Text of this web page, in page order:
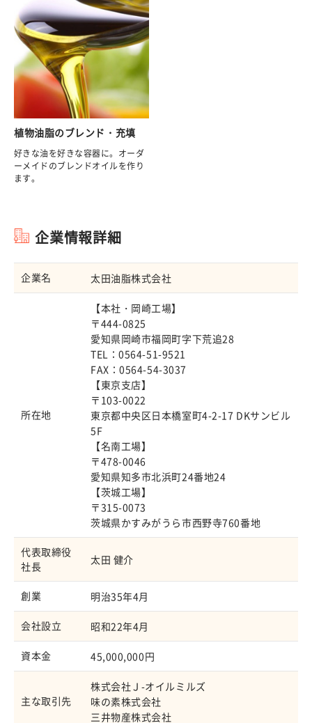
植物油脂のブレンド・充填
好きな油を好きな容器に。オーダ
ーメイドのブレンドオイルを作り
ます。
企業情報詳細
企業名 太田油脂株式会社
所在地
【本社・岡崎工場】
〒444-0825
愛知県岡崎市福岡町字下荒追28
TEL：0564-51-9521
FAX：0564-54-3037
【東京支店】
〒103-0022
東京都中央区日本橋室町4-2-17 DKサンビル
5F
【名南工場】
〒478-0046
愛知県知多市北浜町24番地24
【茨城工場】
〒315-0073
茨城県かすみがうら市西野寺760番地
代表取締役
社長
太田 健介
創業 明治35年4月
会社設立 昭和22年4月
資本金 45,000,000円
主な取引先
株式会社Ｊ-オイルミルズ
味の素株式会社
三井物産株式会社